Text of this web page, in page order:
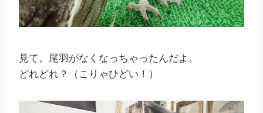
見て。尾羽がなくなっちゃったんだよ。
どれどれ？（こりゃひどい！）